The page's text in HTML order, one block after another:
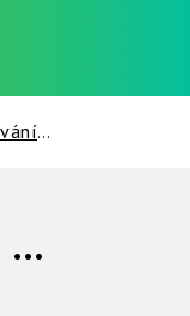
PŘIHLÁSIT SE
Jak se v roce mění jehličnany ?